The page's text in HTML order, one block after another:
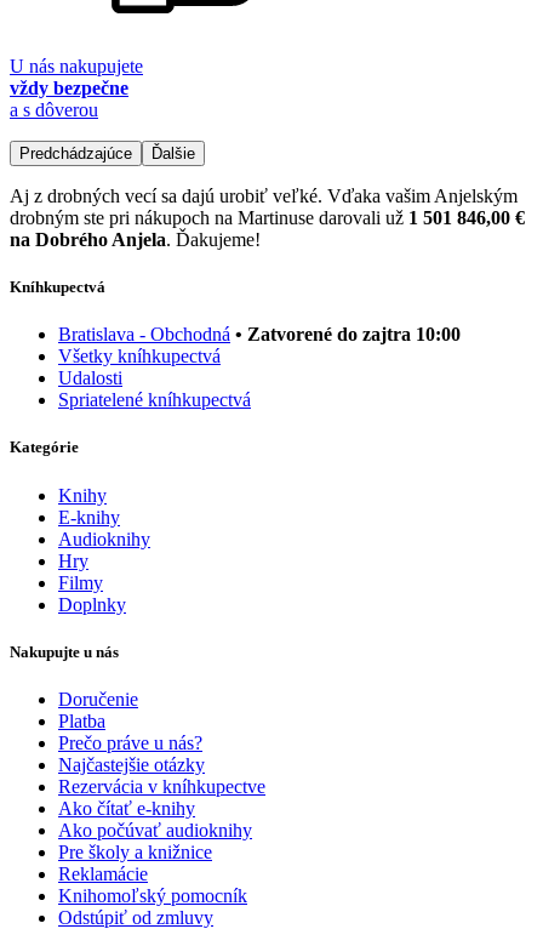
U nás nakupujete
vždy bezpečne
a s dôverou
Predchádzajúce Ďalšie
Aj z drobných vecí sa dajú urobiť veľké. Vďaka vašim Anjelským
drobným ste pri nákupoch na Martinuse darovali už 1 501 846,00 €
na Dobrého Anjela. Ďakujeme!
Kníhkupectvá
Bratislava - Obchodná • Zatvorené do zajtra 10:00
Všetky kníhkupectvá
Udalosti
Spriatelené kníhkupectvá
Kategórie
Knihy
E-knihy
Audioknihy
Hry
Filmy
Doplnky
Nakupujte u nás
Doručenie
Platba
Prečo práve u nás?
Najčastejšie otázky
Rezervácia v kníhkupectve
Ako čítať e-knihy
Ako počúvať audioknihy
Pre školy a knižnice
Reklamácie
Knihomoľský pomocník
Odstúpiť od zmluvy